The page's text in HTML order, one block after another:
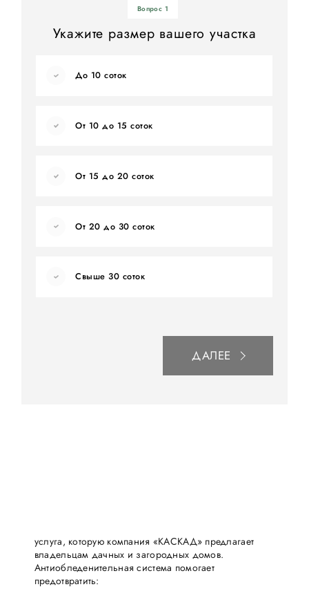
Вопрос 1
Укажите размер вашего участка
До 10 соток
От 10 до 15 соток
От 15 до 20 соток
От 20 до 30 соток
Свыше 30 соток
ДАЛЕЕ
услуга, которую компания «КАСКАД» предлагает
владельцам дачных и загородных домов.
Антиобледенительная система помогает
предотвратить: